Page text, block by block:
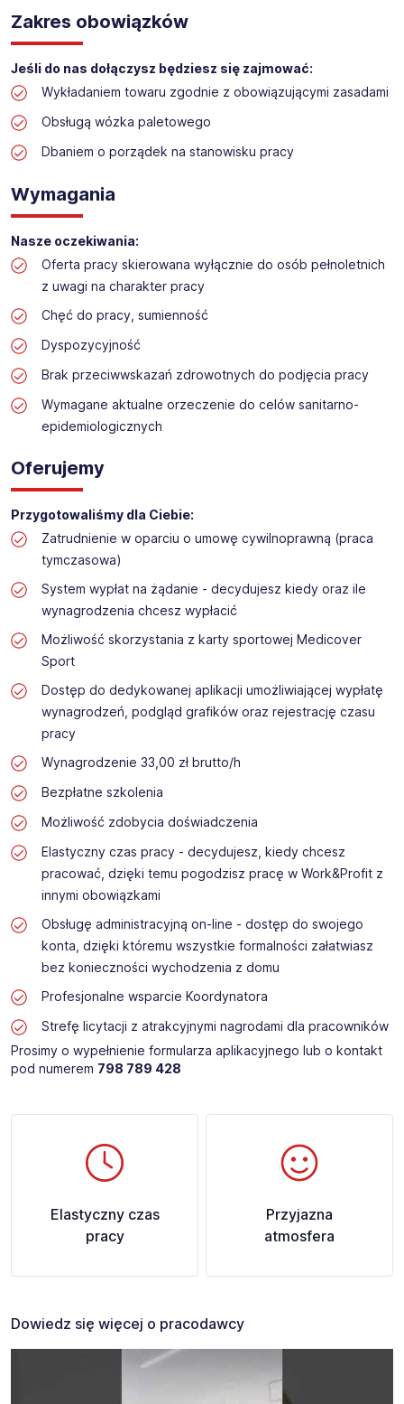
Pośrednictwa Pracy i Doradztwa Personalnego Work &
Profit jest obecnie jedną z największych niezależnych
polskich agencji zatrudnienia. W ciągu wielu lat naszej
działalności daliśmy pracę przeszło 50 000 pracowników
w całym kraju. Skutecznie znajdujemy pracowników dla
największych firm, jak również małych rodzinnych
przedsiębiorstw w Polsce. Agencja jest wpisana pod nr
Praca na hali dział słone/słodkie w markecie
Zakres obowiązków
Jeśli do nas dołączysz będziesz się zajmować:
Wykładaniem towaru zgodnie z obowiązującymi zasadami
Obsługą wózka paletowego
Dbaniem o porządek na stanowisku pracy
Wymagania
Nasze oczekiwania:
Oferta pracy skierowana wyłącznie do osób pełnoletnich
z uwagi na charakter pracy
Chęć do pracy, sumienność
Dyspozycyjność
Brak przeciwwskazań zdrowotnych do podjęcia pracy
Wymagane aktualne orzeczenie do celów sanitarno-
epidemiologicznych
Oferujemy
Przygotowaliśmy dla Ciebie:
Zatrudnienie w oparciu o umowę cywilnoprawną (praca
tymczasowa)
System wypłat na żądanie - decydujesz kiedy oraz ile
wynagrodzenia chcesz wypłacić
Możliwość skorzystania z karty sportowej Medicover
Sport
Dostęp do dedykowanej aplikacji umożliwiającej wypłatę
wynagrodzeń, podgląd grafików oraz rejestrację czasu
pracy
Wynagrodzenie 33,00 zł brutto/h
Bezpłatne szkolenia
Możliwość zdobycia doświadczenia
Elastyczny czas pracy - decydujesz, kiedy chcesz
pracować, dzięki temu pogodzisz pracę w Work&Profit z
innymi obowiązkami
Obsługę administracyjną on-line - dostęp do swojego
konta, dzięki któremu wszystkie formalności załatwiasz
bez konieczności wychodzenia z domu
Profesjonalne wsparcie Koordynatora
Strefę licytacji z atrakcyjnymi nagrodami dla pracowników
Prosimy o wypełnienie formularza aplikacyjnego lub o kontakt
pod numerem 798 789 428
Elastyczny czas
pracy
Przyjazna
atmosfera
Dowiedz się więcej o pracodawcy